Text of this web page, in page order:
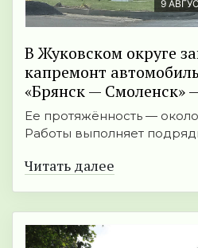
9
В Жуковском округе
капремонт
«Брянск — Смоленск»
Ее протяжённость —
Работы выполняет
Читать далее